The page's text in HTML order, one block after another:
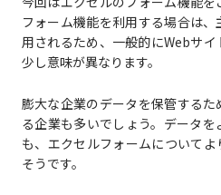
フォーム機能を利用する場合は
用されるため、一般的にWebサ
少し意味が異なります。
膨大な企業のデータを保管する
る企業も多いでしょう。データ
も、エクセルフォームについて
そうです。